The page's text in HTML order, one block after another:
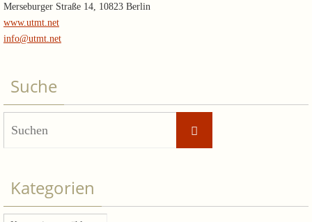
Merseburger Straße 14, 10823 Berlin
www.utmt.net
info@utmt.net
Suche
Suchen
Kategorien